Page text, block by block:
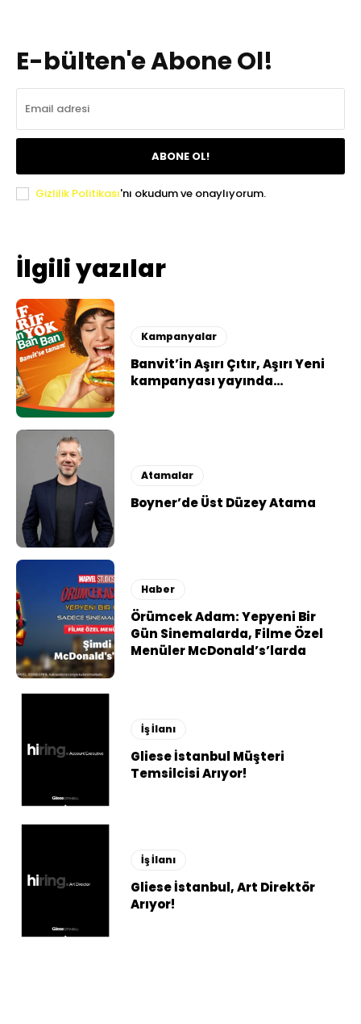
E-bülten'e Abone Ol!
ABONE OL!
Gizlilik Politikası'nı okudum ve onaylıyorum.
İlgili yazılar
Kampanyalar
Banvit’in Aşırı Çıtır, Aşırı Yeni
kampanyası yayında…
Atamalar
Boyner’de Üst Düzey Atama
Haber
Örümcek Adam: Yepyeni Bir
Gün Sinemalarda, Filme Özel
Menüler McDonald’s’larda
İş İlanı
Gliese İstanbul Müşteri
Temsilcisi Arıyor!
İş İlanı
Gliese İstanbul, Art Direktör
Arıyor!